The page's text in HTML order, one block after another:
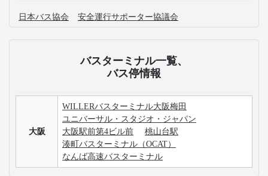
日本バス協会 安全運行サポーター協議会
バスターミナル一覧、
バス停情報
大阪
WILLERバスターミナル大阪梅田
ユニバーサル・スタジオ・ジャパン
大阪駅前第4ビル前
桃山台駅
湊町バスターミナル（OCAT）
なんば高速バスターミナル